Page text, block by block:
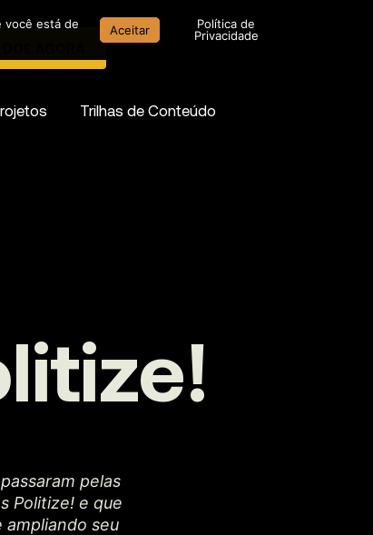
Trilhas de Conteúdo
pelas
Politize! e que
seu
você está de
Aceitar
Política de
Privacidade